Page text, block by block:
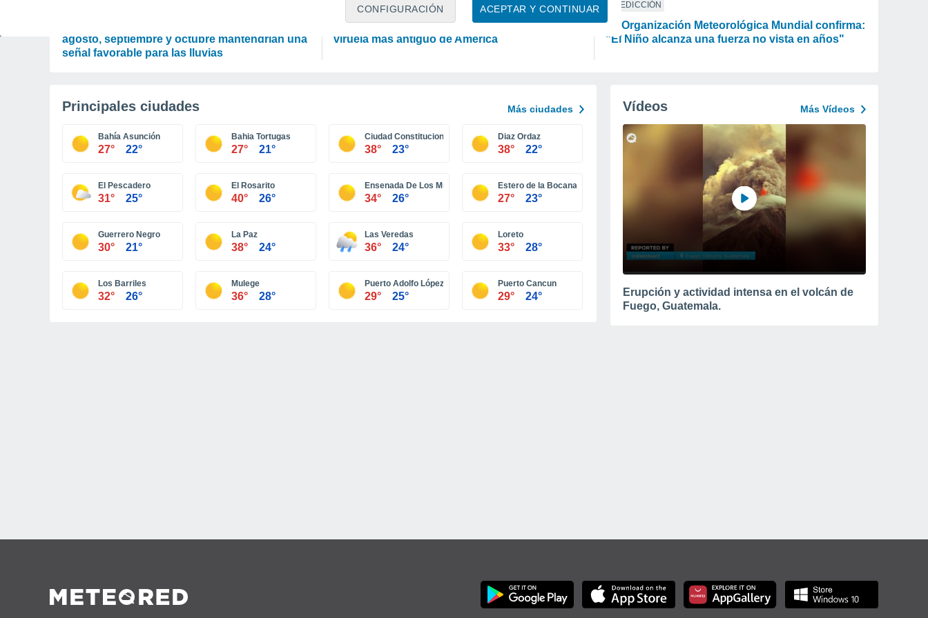
ACEPTAR Y CONTINUAR
CONFIGURACIÓN
agosto, septiembre y octubre mantendrían una
señal favorable para las lluvias
CIENCIA
Detectan en momias de Arica el virus de la
viruela más antiguo de América
PREDICCIÓN
La Organización Meteorológica Mundial confirma:
"El Niño alcanza una fuerza no vista en años"
Principales ciudades Más ciudades
Bahía Asunción
27° 22°
Bahia Tortugas
27° 21°
Ciudad Constitucion
38° 23°
Diaz Ordaz
38° 22°
El Pescadero
31° 25°
El Rosarito
40° 26°
Ensenada De Los Muertos
34° 26°
Estero de la Bocana
27° 23°
Guerrero Negro
30° 21°
La Paz
38° 24°
Las Veredas
36° 24°
Loreto
33° 28°
Los Barriles
32° 26°
Mulege
36° 28°
Puerto Adolfo López Mateos
29° 25°
Puerto Cancun
29° 24°
Vídeos Más Vídeos
Erupción y actividad intensa en el volcán de
Fuego, Guatemala.